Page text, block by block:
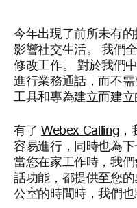
今年出現了前所未有
影響社交生活。 我們
修改工作。 對於我們
進行業務通話，而不
工具和專為建立而建立
有了 Webex Calling
容易進行，同時也為下
當您在家工作時，我
話功能，都提供至您
公室的時間時，我們也